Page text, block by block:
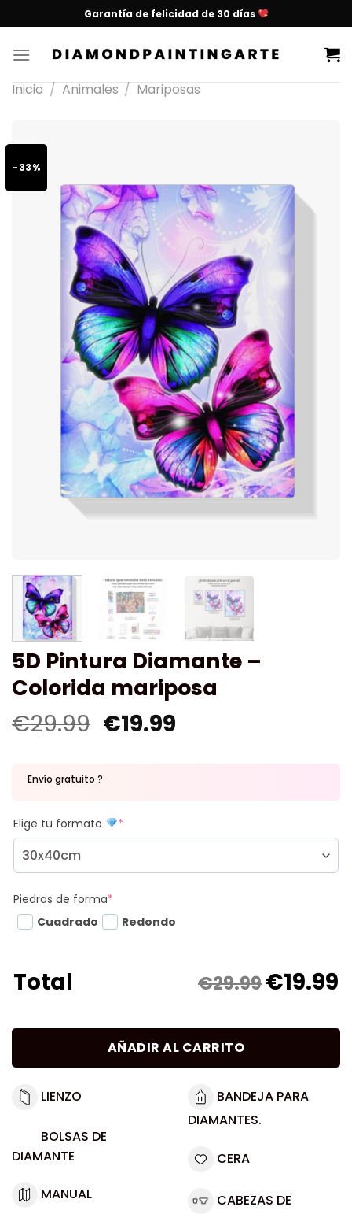
Garantía de felicidad de 30 días
Inicio / Animales / Mariposas
-33%
5D Pintura Diamante –
Colorida mariposa
€29.99 €19.99
Envío gratuito ?
Elige tu formato *
Piedras de forma*
Cuadrado
Redondo
Total €29.99€19.99
AÑADIR AL CARRITO
LIENZO
BOLSAS DE
DIAMANTE
MANUAL
BANDEJA PARA
DIAMANTES.
CERA
CABEZAS DE